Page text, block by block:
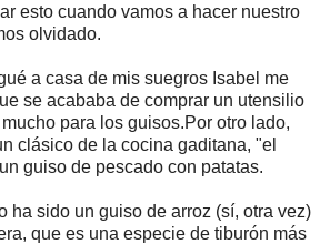
esto cuando vamos a hacer nuestro
olvidado.
a casa de mis suegros Isabel me
se acababa de comprar un utensilio
para los guisos.Por otro lado,
clásico de la cocina gaditana, "el
guiso de pescado con patatas.
ha sido un guiso de arroz (sí, otra vez)
que es una especie de tiburón más